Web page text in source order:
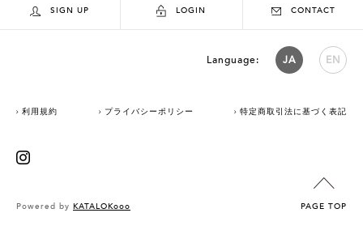
SIGN UP LOGIN CONTACT
Language: JA EN
利用規約 プライバシーポリシー 特定商取引法に基づく表記
Powered by KATALOKooo PAGE TOP